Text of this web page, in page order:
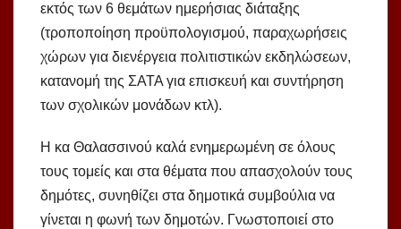
εκτός των 6 θεμάτων ημερήσιας διάταξης
(τροποποίηση προϋπολογισμού, παραχωρήσεις
χώρων για διενέργεια πολιτιστικών εκδηλώσεων,
κατανομή της ΣΑΤΑ για επισκευή και συντήρηση
των σχολικών μονάδων κτλ).
Η κα Θαλασσινού καλά ενημερωμένη σε όλους
τους τομείς και στα θέματα που απασχολούν τους
δημότες, συνηθίζει στα δημοτικά συμβούλια να
γίνεται η φωνή των δημοτών. Γνωστοποιεί στο